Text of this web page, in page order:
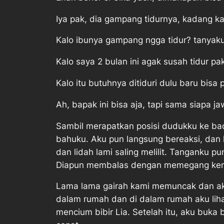
Iya pak, dia gampang tidurnya, kadang
Kalo ibunya gampang ngga tidur?
Kalo saya 2 bulan ini agak susah tidur
Kalo itu butuhnya ditiduri dulu baru bisa
Ah, bapak ini bisa aja, tapi sama siapa
Sambil merapatkan posisi dudukku ke
bahuku. Aku pun langsung bereaksi,
dan lidah lami saling melilit. Tanganku
Diapun membalas dengan memegang
Lama lama gairah kami memuncak dan
dalam rumah dan di dalam rumah aku
mencium bibir Lia. Setelah itu, aku buka